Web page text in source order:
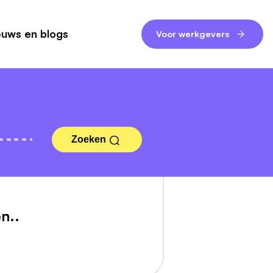
en blogs Voor werkgevers
Zoeken